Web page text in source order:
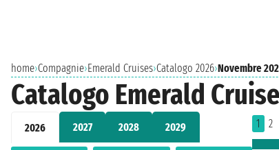
home›Compagnie›Emerald Cruises›Catalogo 2026›Novembre
Catalogo Emerald
2026 2027 2028 2029 1 2